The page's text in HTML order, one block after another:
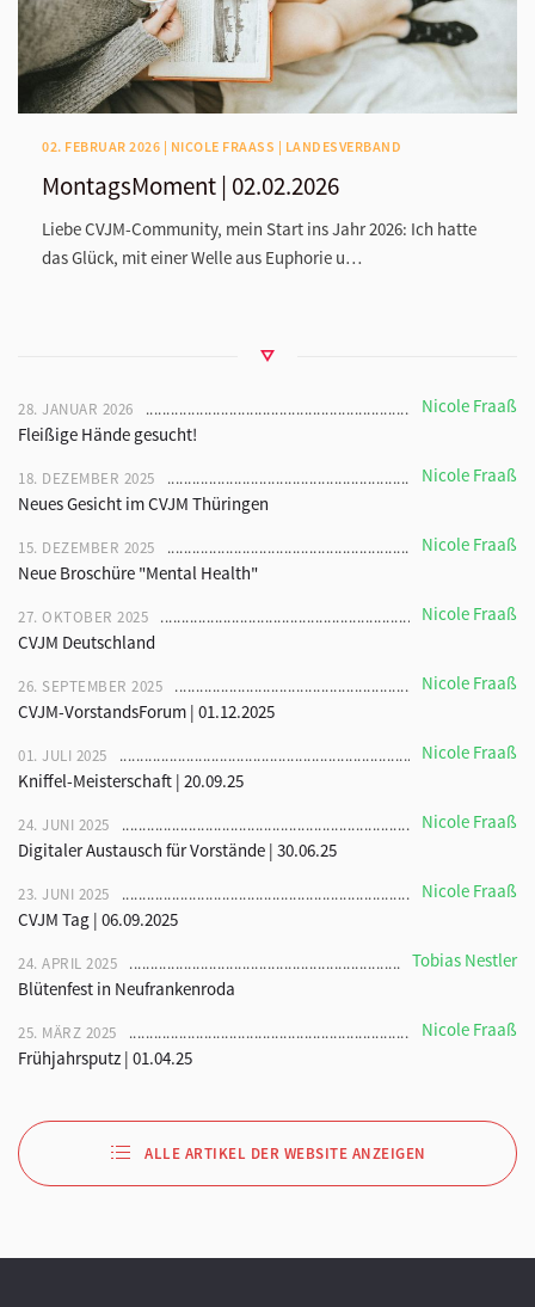
02. FEBRUAR 2026 | NICOLE FRAASS | LANDESVERBAND
MontagsMoment | 02.02.2026
Liebe CVJM-Community, mein Start ins Jahr 2026: Ich hatte
das Glück, mit einer Welle aus Euphorie u…
28. JANUAR 2026
Nicole Fraaß
Fleißige Hände gesucht!
18. DEZEMBER 2025
Nicole Fraaß
Neues Gesicht im CVJM Thüringen
15. DEZEMBER 2025
Nicole Fraaß
Neue Broschüre "Mental Health"
27. OKTOBER 2025
Nicole Fraaß
CVJM Deutschland
26. SEPTEMBER 2025
Nicole Fraaß
CVJM-VorstandsForum | 01.12.2025
01. JULI 2025
Nicole Fraaß
Kniffel-Meisterschaft | 20.09.25
24. JUNI 2025
Nicole Fraaß
Digitaler Austausch für Vorstände | 30.06.25
23. JUNI 2025
Nicole Fraaß
CVJM Tag | 06.09.2025
24. APRIL 2025
Tobias Nestler
Blütenfest in Neufrankenroda
25. MÄRZ 2025
Nicole Fraaß
Frühjahrsputz | 01.04.25
ALLE ARTIKEL DER WEBSITE ANZEIGEN